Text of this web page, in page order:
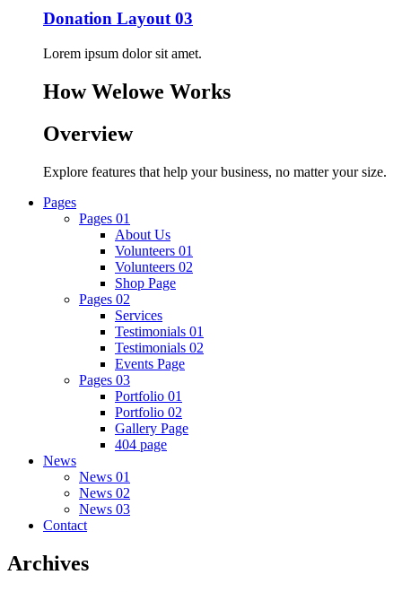
Donation Layout 03
Lorem ipsum dolor sit amet.
How Welowe Works
Overview
Explore features that help your business, no matter your size.
Pages
Pages 01
About Us
Volunteers 01
Volunteers 02
Shop Page
Pages 02
Services
Testimonials 01
Testimonials 02
Events Page
Pages 03
Portfolio 01
Portfolio 02
Gallery Page
404 page
News
News 01
News 02
News 03
Contact
Archives